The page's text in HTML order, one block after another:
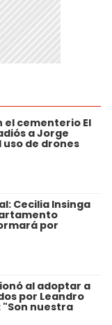
cementerio El
a Jorge
uso de drones
Cecilia Insinga
por
al adoptar a
por Leandro
"Son nuestra